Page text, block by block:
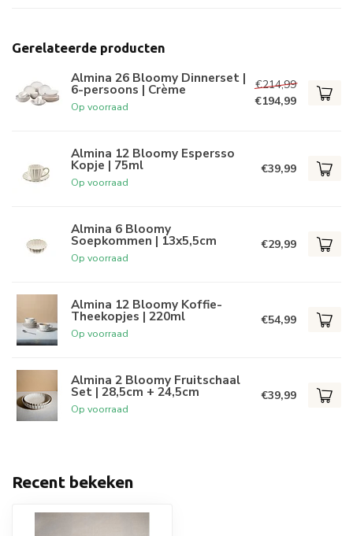
Gerelateerde producten
Almina 26 Bloomy Dinnerset |
6-persoons | Crème
Op voorraad
€214,99
€194,99
Almina 12 Bloomy Espersso
Kopje | 75ml
Op voorraad
€39,99
Almina 6 Bloomy
Soepkommen | 13x5,5cm
Op voorraad
€29,99
Almina 12 Bloomy Koffie-
Theekopjes | 220ml
Op voorraad
€54,99
Almina 2 Bloomy Fruitschaal
Set | 28,5cm + 24,5cm
Op voorraad
€39,99
Recent bekeken